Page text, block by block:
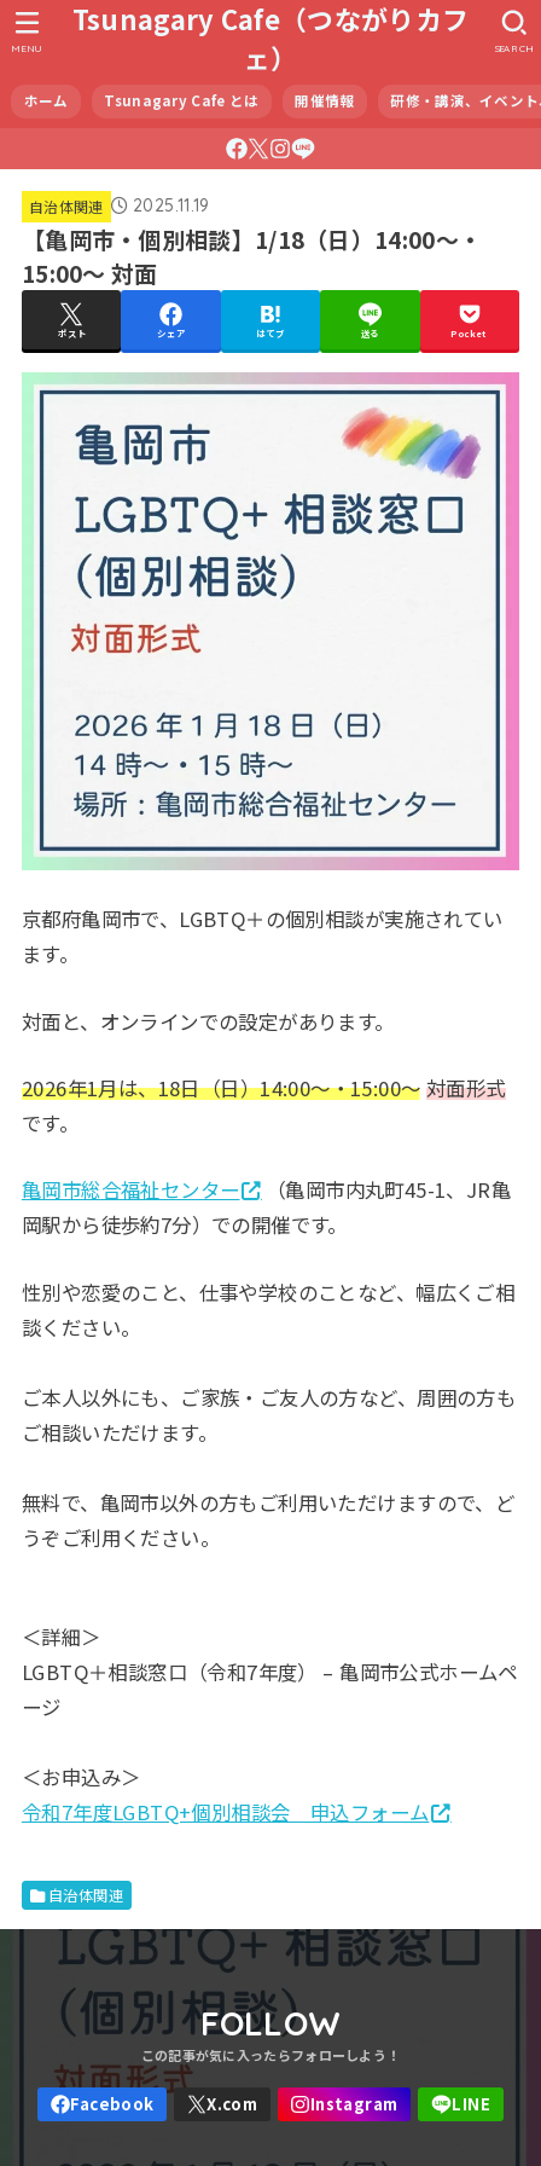
Tsunagary Cafe（つながりカフ
ェ）
ホーム Tsunagary Cafe とは 開催情報 研修・講演、イベン
SEARCH
MENU
自治体関連 2025.11.19
【亀岡市・個別相談】1/18（日）14:00～・
15:00～ 対面
ポスト シェア はてブ 送る Pocket
京都府亀岡市で、LGBTQ＋の個別相談が実施されてい
ます。
対面と、オンラインでの設定があります。
2026年1月は、18日（日）14:00～・15:00～ 対面形式
です。
亀岡市総合福祉センター
（亀岡市内丸町45-1、JR亀
岡駅から徒歩約7分）での開催です。
性別や恋愛のこと、仕事や学校のことなど、幅広くご相
談ください。
ご本人以外にも、ご家族・ご友人の方など、周囲の方も
ご相談いただけます。
無料で、亀岡市以外の方もご利用いただけますので、ど
うぞご利用ください。
＜詳細＞
LGBTQ＋相談窓口（令和7年度） – 亀岡市公式ホームペ
ージ
＜お申込み＞
令和7年度LGBTQ+個別相談会 申込フォーム
自治体関連
FOLLOW